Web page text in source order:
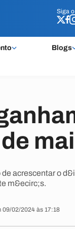
Siga o
Blogs
Siga o
acrescentar o
m&ecirc;s.
09/02/2024 às 17:18